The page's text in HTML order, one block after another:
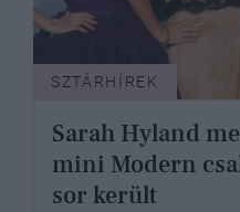
SZTÁRHÍREK
Sarah Hyland
mini Modern
sor került